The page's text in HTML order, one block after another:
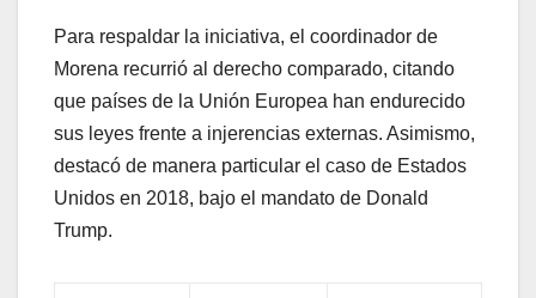
Para respaldar la iniciativa, el coordinador de
Morena recurrió al derecho comparado, citando
que países de la Unión Europea han endurecido
sus leyes frente a injerencias externas. Asimismo,
destacó de manera particular el caso de Estados
Unidos en 2018, bajo el mandato de Donald
Trump.